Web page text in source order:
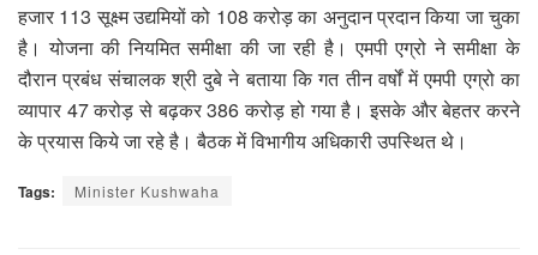
हजार 113 सूक्ष्म उद्यमियों को 108 करोड़ का अनुदान प्रदान किया जा चुका
है। योजना की नियमित समीक्षा की जा रही है। एमपी एग्रो ने समीक्षा के
दौरान प्रबंध संचालक श्री दुबे ने बताया कि गत तीन वर्षों में एमपी एग्रो का
व्यापार 47 करोड़ से बढ़कर 386 करोड़ हो गया है। इसके और बेहतर करने
के प्रयास किये जा रहे है। बैठक में विभागीय अधिकारी उपस्थित थे।
Tags: Minister Kushwaha